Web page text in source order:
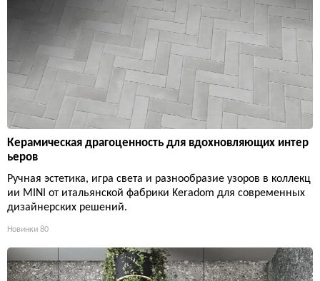
Керамическая драгоценность для вдохновляющих интер
ьеров
Ручная эстетика, игра света и разнообразие узоров в коллекц
ии MINI от итальянской фабрики Keradom для современных
дизайнерских решений.
Новинки 80